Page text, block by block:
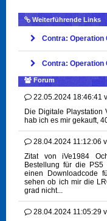
Weiterführende Links
Contra: Operation
Contra: Operation
Forum
22.05.2024 18:46:41
Die Digitale Playstation
hab ich es mir gekauft,
28.04.2024 11:12:06
Zitat von iVe1984
Bestellung für die PS5
einen Downloadcode
sehen ob ich mir die
grad nicht...
28.04.2024 11:05:29